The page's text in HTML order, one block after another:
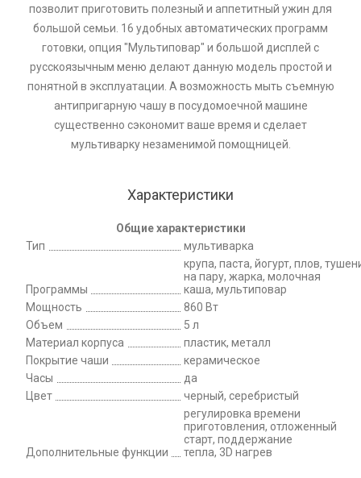
позволит приготовить полезный и аппетитный ужин для
большой семьи. 16 удобных автоматических программ
готовки, опция "Мультиповар" и большой дисплей с
русскоязычным меню делают данную модель простой и
понятной в эксплуатации. А возможность мыть съемную
антипригарную чашу в посудомоечной машине
существенно сэкономит ваше время и сделает
мультиварку незаменимой помощницей.
Характеристики
Общие характеристики
Тип
мультиварка
Программы
крупа, паста, йогурт, плов,
на пару, жарка, молочная
каша, мультиповар
Мощность
860 Вт
Объем
5 л
Материал корпуса
пластик, металл
Покрытие чаши
керамическое
Часы
да
Цвет
черный, серебристый
Дополнительные функции
регулировка времени
приготовления, отложенный
старт, поддержание
тепла, 3D нагрев